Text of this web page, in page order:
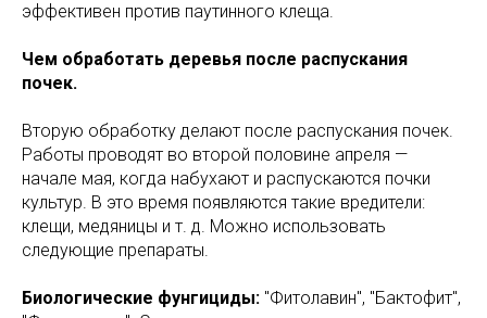
эффективен против паутинного клеща.
Чем обработать деревья после распускания
почек.
Вторую обработку делают после распускания почек.
Работы проводят во второй половине апреля —
начале мая, когда набухают и распускаются почки
культур. В это время появляются такие вредители:
клещи, медяницы и т. д. Можно использовать
следующие препараты.
Биологические фунгициды: "Фитолавин", "Бактофит",